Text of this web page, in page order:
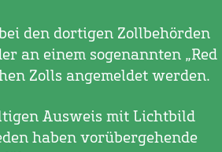
den dortigen Zollbehörden
an einem sogenannten „Red
Zolls angemeldet werden.
Ausweis mit Lichtbild
haben vorübergehende